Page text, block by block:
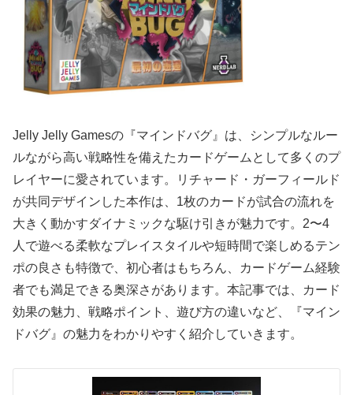
Jelly Jelly Gamesの『マインドバグ』は、シンプルなルー
ルながら高い戦略性を備えたカードゲームとして多くのプ
レイヤーに愛されています。リチャード・ガーフィールド
が共同デザインした本作は、1枚のカードが試合の流れを
大きく動かすダイナミックな駆け引きが魅力です。2〜4
人で遊べる柔軟なプレイスタイルや短時間で楽しめるテン
ポの良さも特徴で、初心者はもちろん、カードゲーム経験
者でも満足できる奥深さがあります。本記事では、カード
効果の魅力、戦略ポイント、遊び方の違いなど、『マイン
ドバグ』の魅力をわかりやすく紹介していきます。